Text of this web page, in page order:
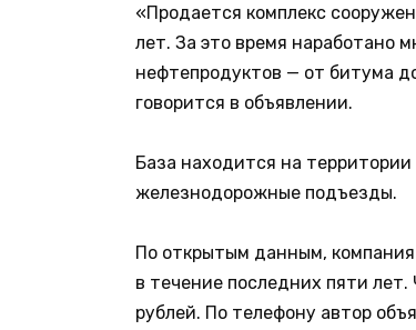
«Продается комплекс
лет. За это время наработано
нефтепродуктов — от битума
говорится в объявлении.
База находится на
железнодорожные подъезды.
По открытым данным,
в течение последних пяти
рублей. По телефону автор